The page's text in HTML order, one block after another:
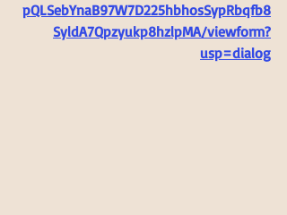
pQLSebYnaB97W7D225hbhosSypRbqfb8
SyldA7Qpzyukp8hzlpMA/viewform?
usp=dialog